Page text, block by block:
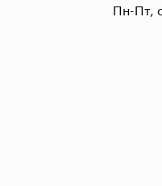
Пн-Пт,